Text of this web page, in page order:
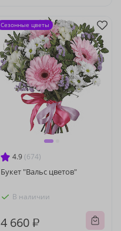
4.9 (674)
Букет "Вальс цветов"
В наличии
4 660 ₽
Сезонные цветы